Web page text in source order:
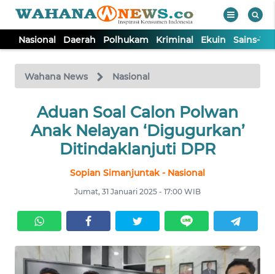
Nasional Daerah Polhukam Kriminal Ekuin Sains-
Wahana News Nasional
Aduan Soal Calon Polwan
Anak Nelayan ‘Digugurkan’
Ditindaklanjuti DPR
Sopian Simanjuntak - Nasional
Jumat, 31 Januari 2025 - 17:00 WIB
TV
Tutup
NASIONAL
KRIMINAL
EKUIN